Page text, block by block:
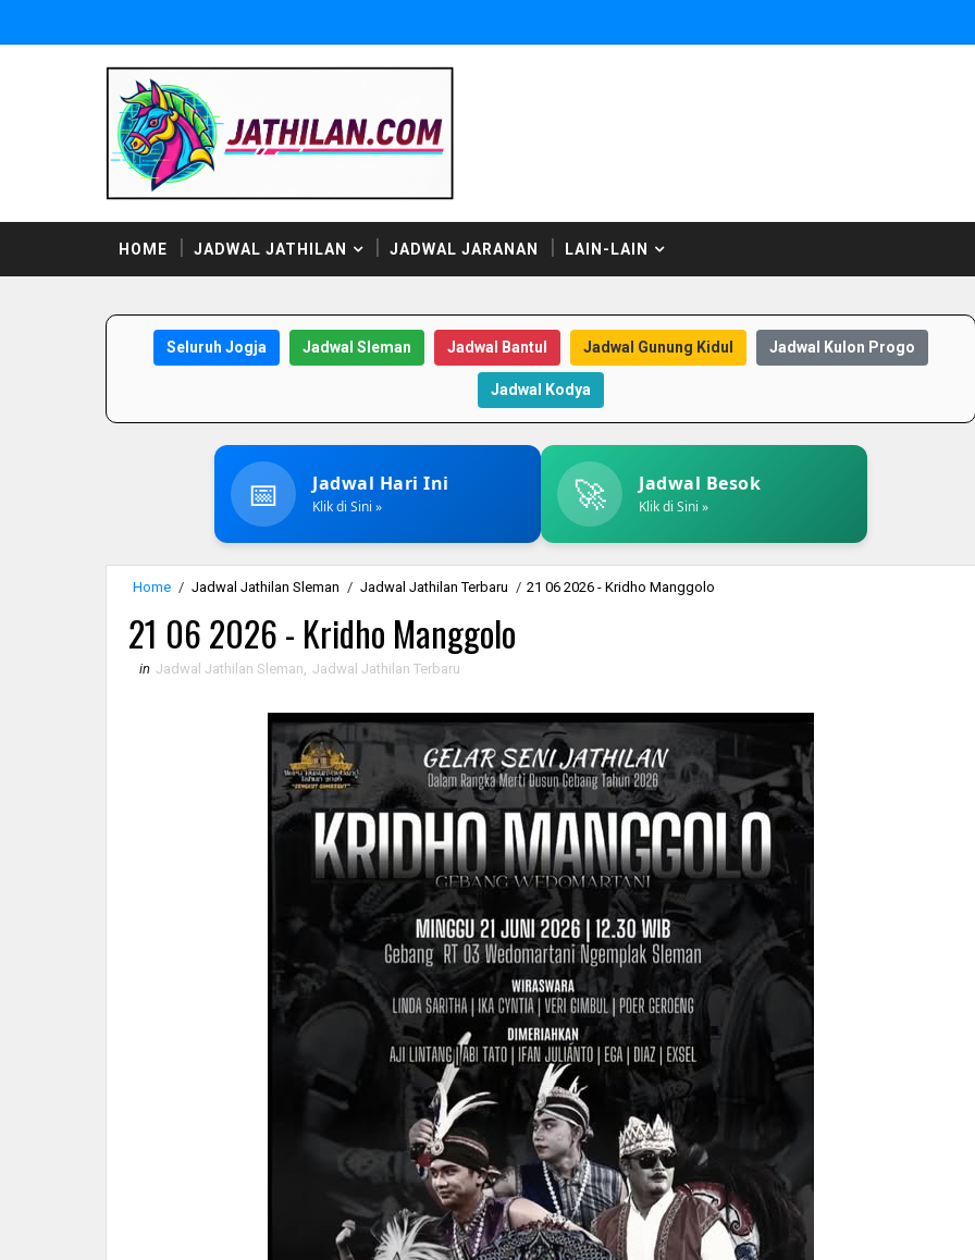
HOME JADWAL JATHILAN JADWAL JARANAN LAIN-LAIN
Seluruh Jogja Jadwal Sleman Jadwal Bantul Jadwal Gunung Kidul Jadwal Kulon Progo
Jadwal Kodya
📅 Jadwal Hari Ini
Klik di Sini » 🚀 Jadwal Besok
Klik di Sini »
Home / Jadwal Jathilan Sleman / Jadwal Jathilan Terbaru / 21 06 2026 - Kridho Manggolo
21 06 2026 - Kridho Manggolo
in Jadwal Jathilan Sleman Jadwal Jathilan Terbaru